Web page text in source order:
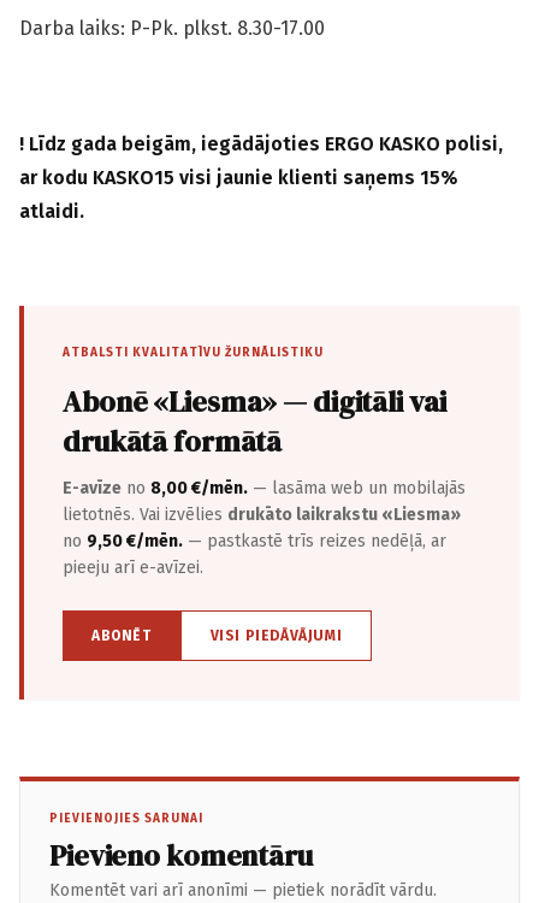
Darba laiks: P-Pk. plkst. 8.30-17.00
! Līdz gada beigām, iegādājoties ERGO KASKO polisi,
ar kodu KASKO15 visi jaunie klienti saņems 15%
atlaidi.
ATBALSTI KVALITATĪVU ŽURNĀLISTIKU
Abonē «Liesma» — digitāli vai
drukātā formātā
E-avīze no 8,00 €/mēn. — lasāma web un mobilajās
lietotnēs. Vai izvēlies drukāto laikrakstu «Liesma»
no 9,50 €/mēn. — pastkastē trīs reizes nedēļā, ar
pieeju arī e-avīzei.
ABONĒT VISI PIEDĀVĀJUMI
PIEVIENOJIES SARUNAI
Pievieno komentāru
Komentēt vari arī anonīmi — pietiek norādīt vārdu.